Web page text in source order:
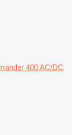
400 AC/DC